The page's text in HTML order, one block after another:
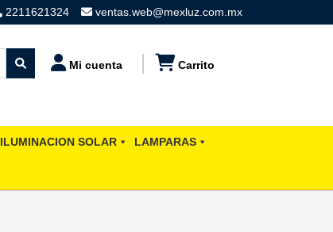
2211621324 ventas.web@mexluz.com.mx
Mi cuenta Carrito
ILUMINACION SOLAR LAMPARAS